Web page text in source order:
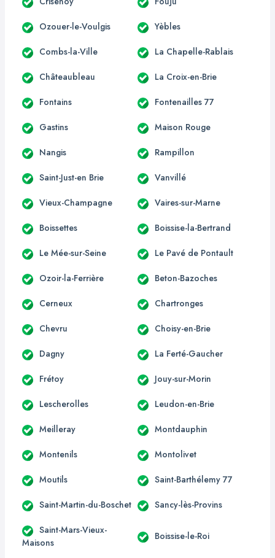
Ozouer-le-Voulgis Yèbles
Combs-la-Ville La Chapelle-Rablais
Châteaubleau La Croix-en-Brie
Fontains Fontenailles 77
Gastins Maison Rouge
Nangis Rampillon
Saint-Just-en Brie Vanvillé
Vieux-Champagne Vaires-sur-Marne
Boissettes Boissise-la-Bertrand
Le Mée-sur-Seine Le Pavé de Pontault
Ozoir-la-Ferrière Beton-Bazoches
Cerneux Chartronges
Chevru Choisy-en-Brie
Dagny La Ferté-Gaucher
Frétoy Jouy-sur-Morin
Lescherolles Leudon-en-Brie
Meilleray Montdauphin
Montenils Montolivet
Moutils Saint-Barthélemy 77
Saint-Martin-du-Boschet Sancy-lès-Provins
Saint-Mars-Vieux-
Maisons
Boissise-le-Roi